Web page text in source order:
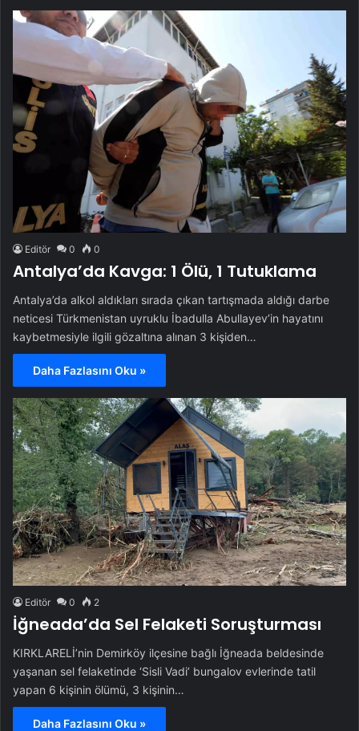
Editör 0 0
Antalya’da Kavga: 1 Ölü, 1 Tutuklama
Antalya’da alkol aldıkları sırada çıkan tartışmada aldığı darbe
neticesi Türkmenistan uyruklu İbadulla Abullayev’in hayatını
kaybetmesiyle ilgili gözaltına alınan 3 kişiden…
Daha Fazlasını Oku »
Editör 0 2
İğneada’da Sel Felaketi Soruşturması
KIRKLARELİ’nin Demirköy ilçesine bağlı İğneada beldesinde
yaşanan sel felaketinde ‘Sisli Vadi’ bungalov evlerinde tatil
yapan 6 kişinin ölümü, 3 kişinin…
Daha Fazlasını Oku »